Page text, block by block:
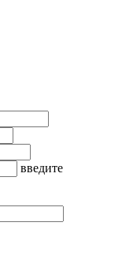
введите